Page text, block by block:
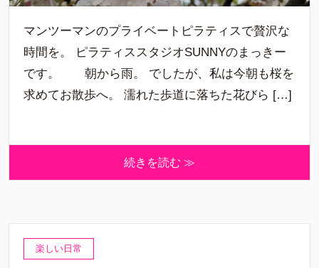
マンツーマンのプライベートピラティスで贅沢な
時間を。 ピラティススタジオSUNNYのまっきー
です。 朝から雨。 でしたが、私は今朝も桜を
求めてお散歩へ。 濡れた歩道に落ちた花びら […]
続きを読む ≫
楽しい日常